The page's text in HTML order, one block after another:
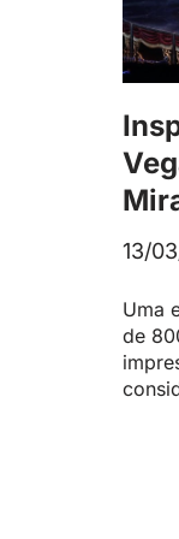
13/
Uma
de